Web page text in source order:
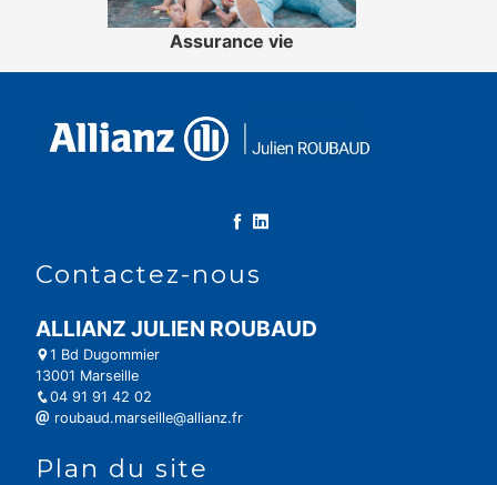
Assurance vie
Contactez-nous
ALLIANZ JULIEN ROUBAUD
1 Bd Dugommier
13001 Marseille
04 91 91 42 02
roubaud.marseille@allianz.fr
Plan du site